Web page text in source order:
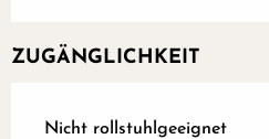
ZUGÄNGLICHKEIT
Nicht rollstuhlgeeignet